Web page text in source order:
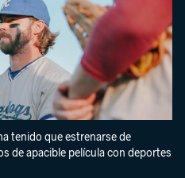
tenido que estrenarse de
de apacible película con deportes